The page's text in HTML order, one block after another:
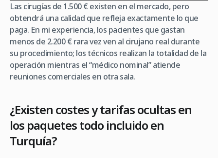
Las cirugías de 1.500 € existen en el mercado, pero
obtendrá una calidad que refleja exactamente lo que
paga. En mi experiencia, los pacientes que gastan
menos de 2.200 € rara vez ven al cirujano real durante
su procedimiento; los técnicos realizan la totalidad de la
operación mientras el “médico nominal” atiende
reuniones comerciales en otra sala.
¿Existen costes y tarifas ocultas en
los paquetes todo incluido en
Turquía?